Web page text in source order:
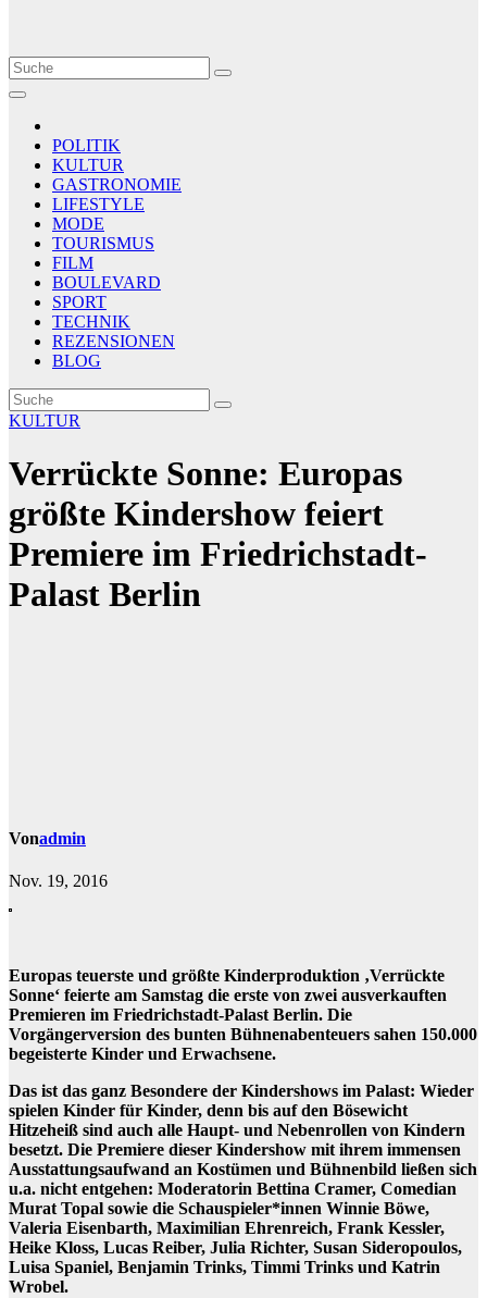
Le Matin
AGENCE DE PRESSE
POLITIK
KULTUR
GASTRONOMIE
LIFESTYLE
MODE
TOURISMUS
FILM
BOULEVARD
SPORT
TECHNIK
REZENSIONEN
BLOG
KULTUR
Verrückte Sonne: Europas
größte Kindershow feiert
Premiere im Friedrichstadt-
Palast Berlin
Vonadmin
Nov. 19, 2016
Europas teuerste und größte Kinderproduktion ‚Verrückte
Sonne‘ feierte am Samstag die erste von zwei ausverkauften
Premieren im Friedrichstadt-Palast Berlin. Die
Vorgängerversion des bunten Bühnenabenteuers sahen 150.000
begeisterte Kinder und Erwachsene.
Das ist das ganz Besondere der Kindershows im Palast: Wieder
spielen Kinder für Kinder, denn bis auf den Bösewicht
Hitzeheiß sind auch alle Haupt- und Nebenrollen von Kindern
besetzt. Die Premiere dieser Kindershow mit ihrem immensen
Ausstattungsaufwand an Kostümen und Bühnenbild ließen sich
u.a. nicht entgehen: Moderatorin Bettina Cramer, Comedian
Murat Topal sowie die Schauspieler*innen Winnie Böwe,
Valeria Eisenbarth, Maximilian Ehrenreich, Frank Kessler,
Heike Kloss, Lucas Reiber, Julia Richter, Susan Sideropoulos,
Luisa Spaniel, Benjamin Trinks, Timmi Trinks und Katrin
Wrobel.